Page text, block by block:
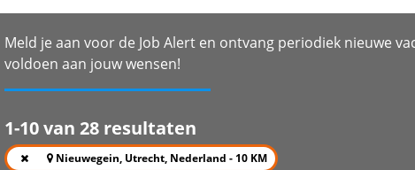
Meld je aan voor de Job Alert en ontvang periodiek nieuwe
voldoen aan jouw wensen!
1-10 van 28 resultaten
Nieuwegein, Utrecht, Nederland - 10 KM